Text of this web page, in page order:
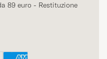
89 euro - Restituzione